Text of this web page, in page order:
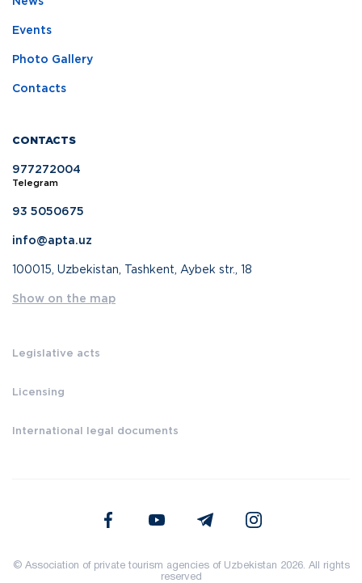
Events
Photo Gallery
Contacts
CONTACTS
977272004
Telegram
93 5050675
info@apta.uz
100015, Uzbekistan, Tashkent, Aybek str., 18
Show on the map
Legislative acts
Licensing
International legal documents
© Association of private tourism agencies of Uzbekistan 2026. All rights
reserved